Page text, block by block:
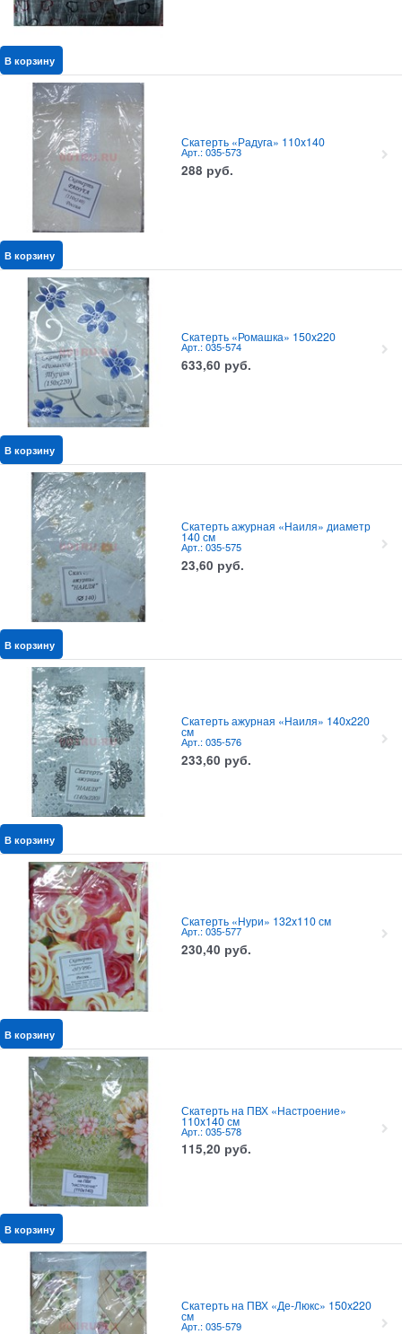
В корзину
Скатерть «Радуга» 110x140
Арт.: 035-573
288 руб.
В корзину
Скатерть «Ромашка» 150x220
Арт.: 035-574
633,60 руб.
В корзину
Скатерть ажурная «Наиля» диаметр
140 см
Арт.: 035-575
23,60 руб.
В корзину
Скатерть ажурная «Наиля» 140x220
см
Арт.: 035-576
233,60 руб.
В корзину
Скатерть «Нури» 132x110 см
Арт.: 035-577
230,40 руб.
В корзину
Скатерть на ПВХ «Настроение»
110x140 см
Арт.: 035-578
115,20 руб.
В корзину
Скатерть на ПВХ «Де-Люкс» 150x220
см
Арт.: 035-579